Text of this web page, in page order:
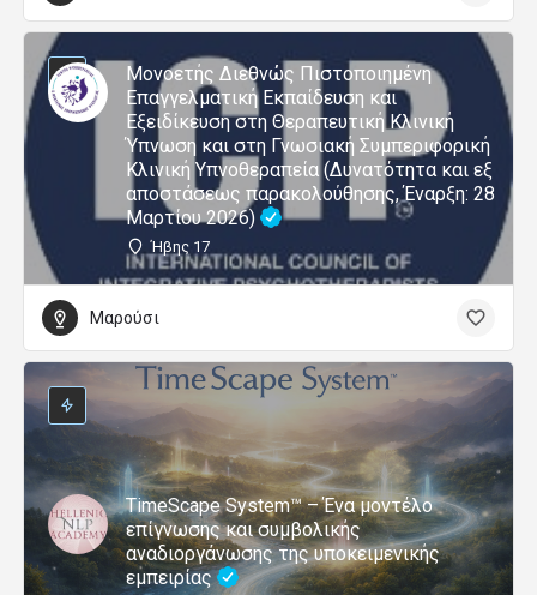
Μονοετής Διεθνώς Πιστοποιημένη
Επαγγελματική Εκπαίδευση και
Εξειδίκευση στη Θεραπευτική Κλινική
Ύπνωση και στη Γνωσιακή Συμπεριφορική
Κλινική Υπνοθεραπεία (Δυνατότητα και εξ
αποστάσεως παρακολούθησης, Έναρξη: 28
Μαρτίου 2026)
Ήβης 17
Μαρούσι
TimeScape System™ – Ένα μοντέλο
επίγνωσης και συμβολικής
αναδιοργάνωσης της υποκειμενικής
εμπειρίας